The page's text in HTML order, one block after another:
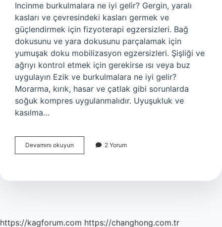
Incinme burkulmalara ne iyi gelir? Gergin, yaralı
kasları ve çevresindeki kasları germek ve
güçlendirmek için fizyoterapi egzersizleri. Bağ
dokusunu ve yara dokusunu parçalamak için
yumuşak doku mobilizasyon egzersizleri. Şişliği ve
ağrıyı kontrol etmek için gerekirse ısı veya buz
uygulayın Ezik ve burkulmalara ne iyi gelir?
Morarma, kırık, hasar ve çatlak gibi sorunlarda
soğuk kompres uygulanmalıdır. Uyuşukluk ve
kasılma…
Devamını okuyun Burkulma
Olunca
2 Yorum
https://kagforum.com https://changhong.com.tr